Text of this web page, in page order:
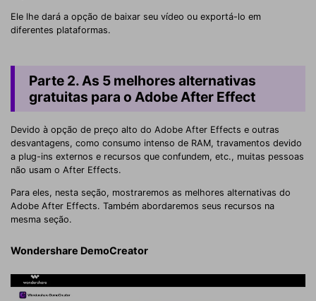
Ele lhe dará a opção de baixar seu vídeo ou exportá-lo em
diferentes plataformas.
Parte 2. As 5 melhores alternativas
gratuitas para o Adobe After Effect
Devido à opção de preço alto do Adobe After Effects e outras
desvantagens, como consumo intenso de RAM, travamentos devido
a plug-ins externos e recursos que confundem, etc., muitas pessoas
não usam o After Effects.
Para eles, nesta seção, mostraremos as melhores alternativas do
Adobe After Effects. Também abordaremos seus recursos na
mesma seção.
Wondershare DemoCreator